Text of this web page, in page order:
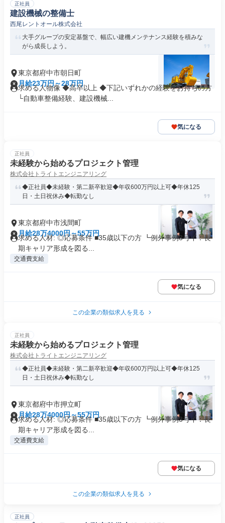
正社員
建設機械の整備士
西尾レントオール株式会社
大手グループの安定基盤で、幅広い建機メンテナンス経験を積みな
がら成長しよう。
東京都府中市朝日町
月給23万円～28万円
求める人物像 ◆高卒以上 ◆下記いずれかの経験をお持ちの方
└自動車整備経験、建設機械...
気になる
正社員
未経験から始めるプロジェクト管理
株式会社トライトエンジニアリング
◆正社員◆未経験・第二新卒歓迎◆年収600万円以上可◆年休125
日・土日祝休み◆転勤なし
東京都府中市浅間町
月給28万4000円～55万円
求める人材: ◎応募条件 ■35歳以下の方 ┗例外事例3号イ：長
期キャリア形成を図る...
交通費支給
気になる
この企業の類似求人を見る
正社員
未経験から始めるプロジェクト管理
株式会社トライトエンジニアリング
◆正社員◆未経験・第二新卒歓迎◆年収600万円以上可◆年休125
日・土日祝休み◆転勤なし
東京都府中市押立町
月給28万4000円～55万円
求める人材: ◎応募条件 ■35歳以下の方 ┗例外事例3号イ：長
期キャリア形成を図る...
交通費支給
気になる
この企業の類似求人を見る
正社員